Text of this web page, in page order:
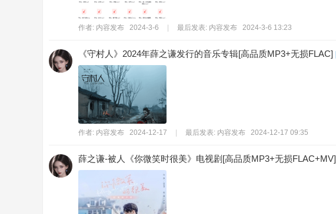
作者: 内容发布 2024-3-6 最后发表: 内容发布 2024-3-6 13:23
《守村人》2024年薛之谦发行的音乐专辑[高品质MP3+无损FLAC]
作者: 内容发布 2024-12-17 最后发表: 内容发布 2024-12-17 09:35
薛之谦-被人《你微笑时很美》电视剧[高品质MP3+无损FLAC+MV]